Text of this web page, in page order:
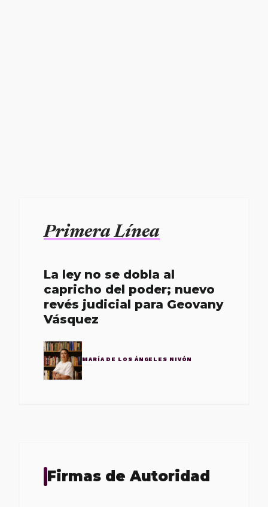
Primera Línea
La ley no se dobla al
capricho del poder; nuevo
revés judicial para Geovany
Vásquez
MARÍA DE LOS ÁNGELES NIVÓN
Firmas de Autoridad